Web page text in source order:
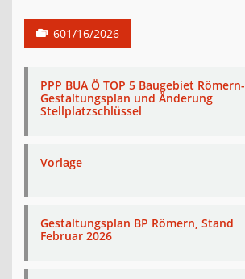
601/16/2026
PPP BUA Ö TOP 5 Baugebiet Römern-
Gestaltungsplan und Änderung
Stellplatzschlüssel
Vorlage
Gestaltungsplan BP Römern, Stand
Februar 2026